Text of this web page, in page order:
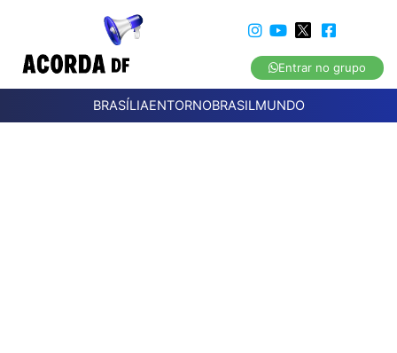
Entrar no grupo
BRASÍLIAENTORNOBRASILMUNDO